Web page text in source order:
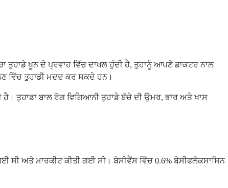
ਤੁਹਾਡੇ ਖੂਨ ਦੇ ਪ੍ਰਵਾਹ ਵਿੱਚ ਦਾਖਲ ਹੁੰਦੀ ਹੈ, ਤੁਹਾਨੂੰ ਆਪਣੇ ਡਾਕਟਰ ਨਾਲ
ਵਿੱਚ ਤੁਹਾਡੀ ਮਦਦ ਕਰ ਸਕਦੇ ਹਨ।
ਬਾਲ ਰੋਗ ਵਿਗਿਆਨੀ ਤੁਹਾਡੇ ਬੱਚੇ ਦੀ ਉਮਰ, ਭਾਰ ਅਤੇ ਖਾਸ
ਅਤੇ ਮਾਰਕੀਟ ਕੀਤੀ ਗਈ ਸੀ। ਬੇਸੀਵੈਂਸ ਵਿੱਚ 0.6% ਬੇਸੀਫਲੋਕਸਾਸਿਨ